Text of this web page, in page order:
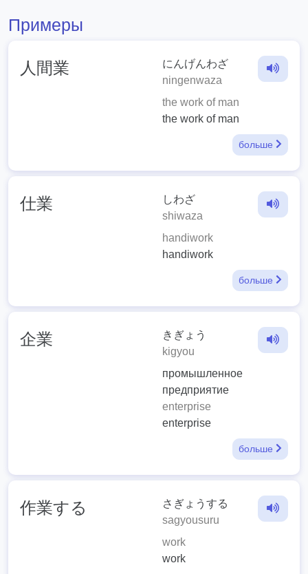
Примеры
人間業
にんげんわざ
ningenwaza
the work of man
the work of man
больше
仕業
しわざ
shiwaza
handiwork
handiwork
больше
企業
きぎょう
kigyou
промышленное
предприятие
enterprise
enterprise
больше
作業する
さぎょうする
sagyousuru
work
work